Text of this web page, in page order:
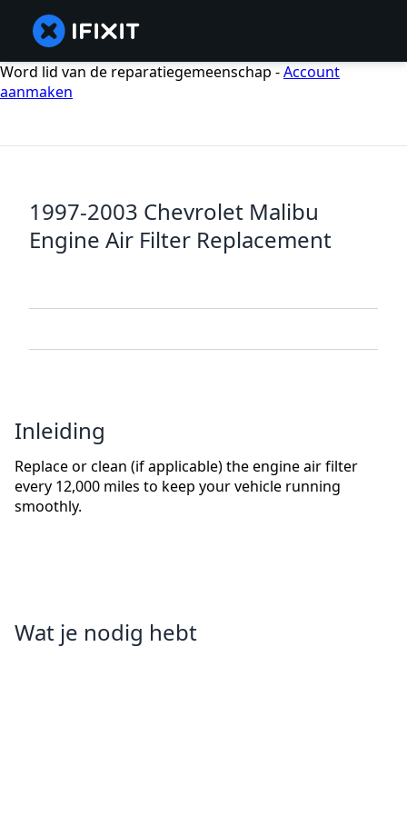
Word lid van de reparatiegemeenschap -Account
aanmaken
1997-2003 Chevrolet Malibu
Engine Air Filter Replacement
Inleiding
Replace or clean (if applicable) the engine air filter
every 12,000 miles to keep your vehicle running
smoothly.
Wat je nodig hebt